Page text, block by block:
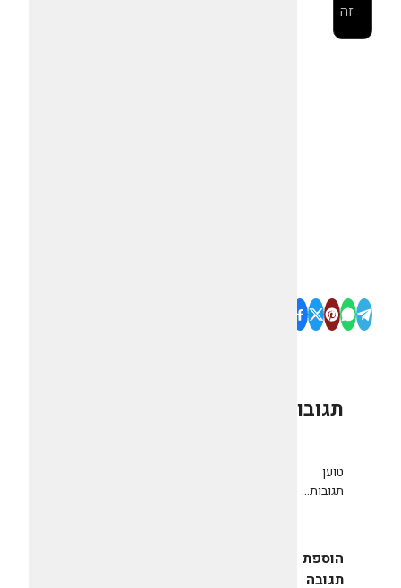
זה
תגובות
טוען
תגובות...
הוספת
תגובה